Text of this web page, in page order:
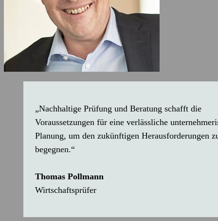
„Nachhaltige Prüfung und Beratung schafft die
Voraussetzungen für eine verlässliche
Planung, um den zu­künftigen Heraus­forderungen
begegnen.“
Thomas Pollmann
Wirtschaftsprüfer